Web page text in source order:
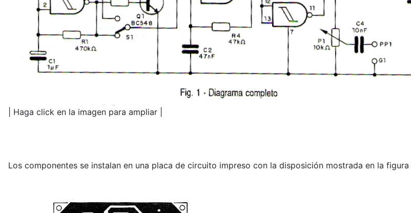
| Haga click en la imagen para ampliar |
Los componentes se instalan en una placa de circuito impreso con la disposición mostrada en la figura